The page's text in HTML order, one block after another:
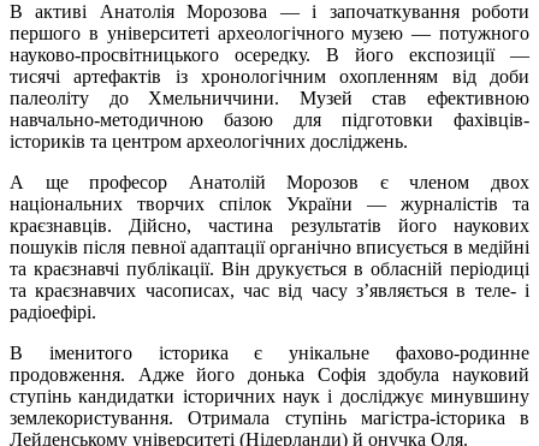
В активі Анатолія Морозова — і започаткування роботи
першого в університеті археологічного музею — потужного
науково-просвітницького осередку. В його експозиції —
тисячі артефактів із хронологічним охопленням від доби
палеоліту до Хмельниччини. Музей став ефективною
навчально-методичною базою для підготовки фахівців-
істориків та центром археологічних досліджень.
А ще професор Анатолій Морозов є членом двох
національних творчих спілок України — журналістів та
краєзнавців. Дійсно, частина результатів його наукових
пошуків після певної адаптації органічно вписується в медійні
та краєзнавчі публікації. Він друкується в обласній періодиці
та краєзнавчих часописах, час від часу з’являється в теле- і
радіоефірі.
В іменитого історика є унікальне фахово-родинне
продовження. Адже його донька Софія здобула науковий
ступінь кандидатки історичних наук і досліджує минувшину
землекористування. Отримала ступінь магістра-історика в
Лейденському університеті (Нідерланди) й онучка Оля.